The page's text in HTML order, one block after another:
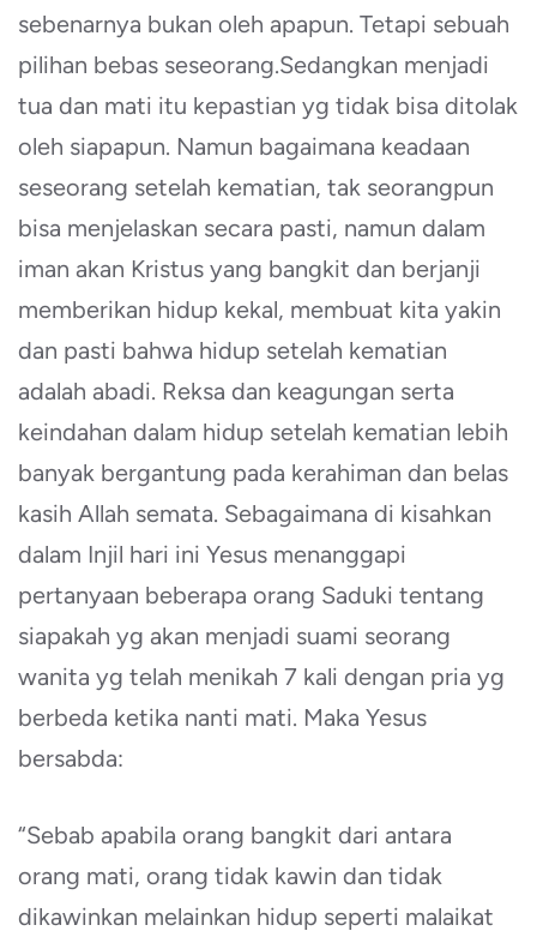
sebenarnya bukan oleh apapun. Tetapi sebuah
pilihan bebas seseorang.Sedangkan menjadi
tua dan mati itu kepastian yg tidak bisa ditolak
oleh siapapun. Namun bagaimana keadaan
seseorang setelah kematian, tak seorangpun
bisa menjelaskan secara pasti, namun dalam
iman akan Kristus yang bangkit dan berjanji
memberikan hidup kekal, membuat kita yakin
dan pasti bahwa hidup setelah kematian
adalah abadi. Reksa dan keagungan serta
keindahan dalam hidup setelah kematian lebih
banyak bergantung pada kerahiman dan belas
kasih Allah semata. Sebagaimana di kisahkan
dalam Injil hari ini Yesus menanggapi
pertanyaan beberapa orang Saduki tentang
siapakah yg akan menjadi suami seorang
wanita yg telah menikah 7 kali dengan pria yg
berbeda ketika nanti mati. Maka Yesus
bersabda:
“Sebab apabila orang bangkit dari antara
orang mati, orang tidak kawin dan tidak
dikawinkan melainkan hidup seperti malaikat